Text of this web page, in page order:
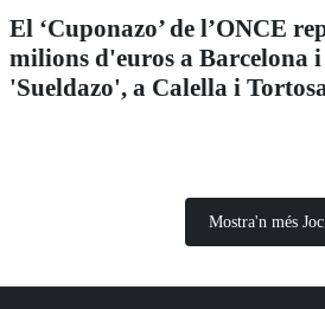
El ‘Cuponazo’ de l’ONCE
milions d'euros a Barcelona
'Sueldazo', a Calella i
Mostra'n més Joc